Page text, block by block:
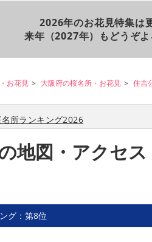
2026年のお花見特集は
来年（2027年）もどうぞよ
お花見 大阪府の桜名所・お花見 住吉
所ランキング2026
地図・アクセス
グ：第8位